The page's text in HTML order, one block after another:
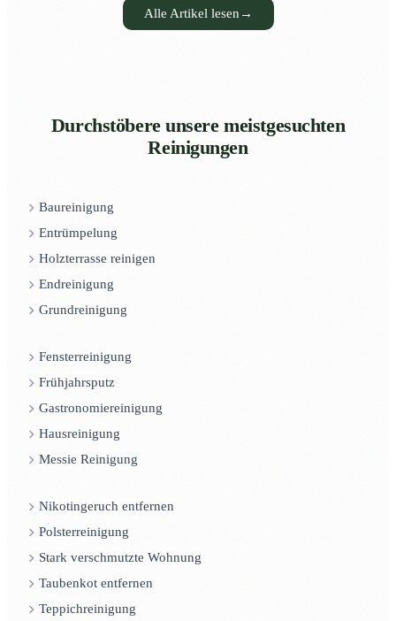
Alle Artikel lesen →
Durchstöbere unsere meistgesuchten
Reinigungen
Baureinigung
Entrümpelung
Holzterrasse reinigen
Endreinigung
Grundreinigung
Fensterreinigung
Frühjahrsputz
Gastronomiereinigung
Hausreinigung
Messie Reinigung
Nikotingeruch entfernen
Polsterreinigung
Stark verschmutzte Wohnung
Taubenkot entfernen
Teppichreinigung